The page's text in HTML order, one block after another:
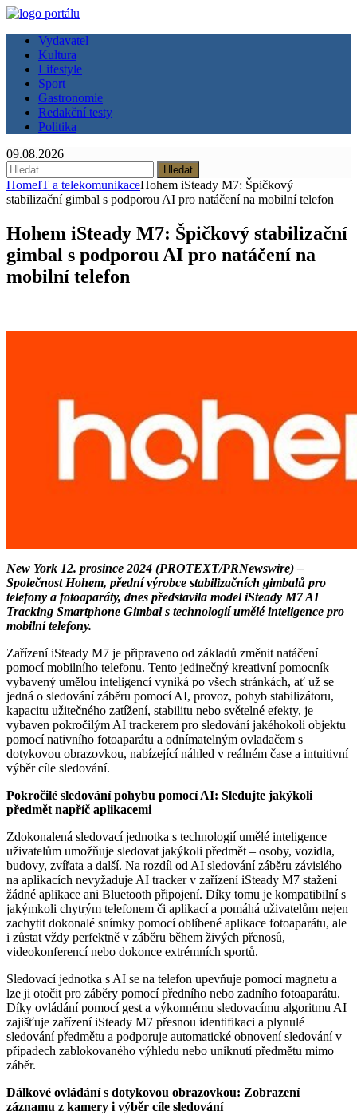
Vydavatel
Kultura
Lifestyle
Sport
Gastronomie
Redakční testy
Politika
09.08.2026
Vyhledávání
HomeIT a telekomunikaceHohem iSteady M7: Špičkový
stabilizační gimbal s podporou AI pro natáčení na mobilní telefon
Hohem iSteady M7: Špičkový stabilizační
gimbal s podporou AI pro natáčení na
mobilní telefon
New York 12. prosince 2024 (PROTEXT/PRNewswire) –
Společnost Hohem, přední výrobce stabilizačních gimbalů pro
telefony a fotoaparáty, dnes představila model iSteady M7 AI
Tracking Smartphone Gimbal s technologií umělé inteligence pro
mobilní telefony.
Zařízení iSteady M7 je připraveno od základů změnit natáčení
pomocí mobilního telefonu. Tento jedinečný kreativní pomocník
vybavený umělou inteligencí vyniká po všech stránkách, ať už se
jedná o sledování záběru pomocí AI, provoz, pohyb stabilizátoru,
kapacitu užitečného zatížení, stabilitu nebo světelné efekty, je
vybaven pokročilým AI trackerem pro sledování jakéhokoli objektu
pomocí nativního fotoaparátu a odnímatelným ovladačem s
dotykovou obrazovkou, nabízející náhled v reálném čase a intuitivní
výběr cíle sledování.
Pokročilé sledování pohybu pomocí AI: Sledujte jakýkoli
předmět napříč aplikacemi
Zdokonalená sledovací jednotka s technologií umělé inteligence
uživatelům umožňuje sledovat jakýkoli předmět – osoby, vozidla,
budovy, zvířata a další. Na rozdíl od AI sledování záběru závislého
na aplikacích nevyžaduje AI tracker v zařízení iSteady M7 stažení
žádné aplikace ani Bluetooth připojení. Díky tomu je kompatibilní s
jakýmkoli chytrým telefonem či aplikací a pomáhá uživatelům nejen
zachytit dokonalé snímky pomocí oblíbené aplikace fotoaparátu, ale
i zůstat vždy perfektně v záběru během živých přenosů,
videokonferencí nebo dokonce extrémních sportů.
Sledovací jednotka s AI se na telefon upevňuje pomocí magnetu a
lze ji otočit pro záběry pomocí předního nebo zadního fotoaparátu.
Díky ovládání pomocí gest a výkonnému sledovacímu algoritmu AI
zajišťuje zařízení iSteady M7 přesnou identifikaci a plynulé
sledování předmětu a podporuje automatické obnovení sledování v
případech zablokovaného výhledu nebo uniknutí předmětu mimo
záběr.
Dálkové ovládání s dotykovou obrazovkou: Zobrazení
záznamu z kamery i výběr cíle sledování